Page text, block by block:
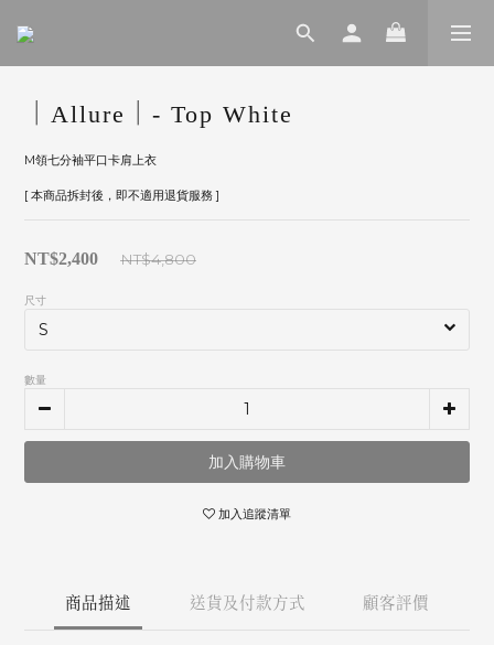
｜Allure｜- Top White
M領七分袖平口卡肩上衣
[ 本商品拆封後，即不適用退貨服務 ]
NT$2,400 NT$4,800
尺寸
數量
加入購物車
加入追蹤清單
商品描述 送貨及付款方式 顧客評價